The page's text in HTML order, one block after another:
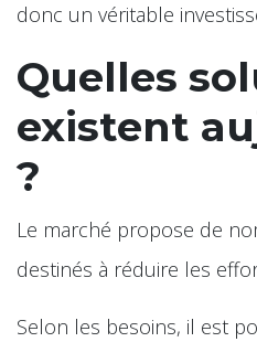
donc un véritable
Quelles
existent
?
Le marché propose de
destinés à réduire les
Selon les besoins, il est